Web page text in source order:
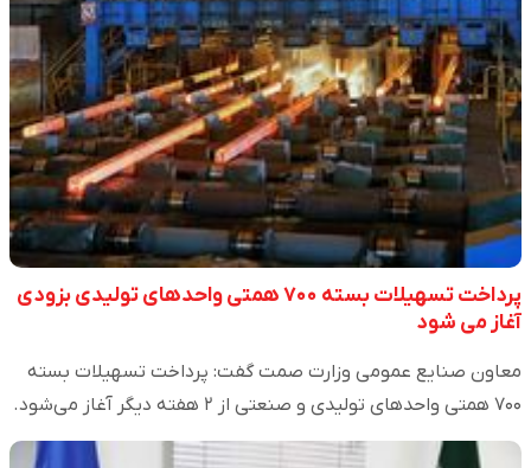
پرداخت تسهیلات بسته ۷۰۰ همتی واحدهای تولیدی بزودی
آغاز می شود
معاون صنایع عمومی وزارت صمت گفت: پرداخت تسهیلات بسته
۷۰۰ همتی واحدهای تولیدی و صنعتی از ۲ هفته دیگر آغاز می‌شود.